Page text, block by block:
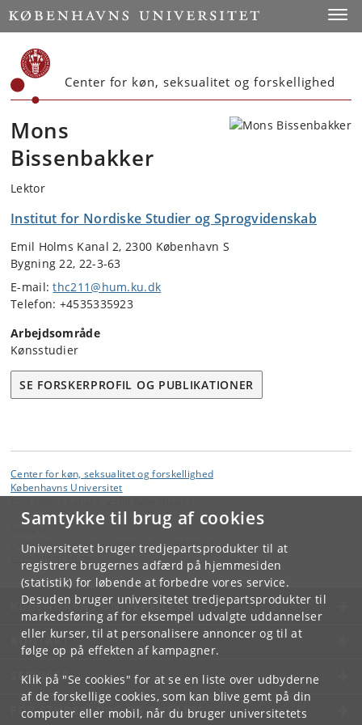
Samtykke til brug af cookies
Universitetet bruger tredjepartsprodukter til at
registrere brugernes adfærd på hjemmesiden
(statistik) for løbende at forbedre vores service.
Desuden bruger universitetet tredjepartsprodukter til
markedsføring af for eksempel udvalgte uddannelser
eller kurser, til at personalisere annoncer og til at
følge op på effekten af kampagner.
Klik på "Se cookies" for at se en liste over udbyderne
af de forskellige cookies, som kan blive gemt på din
computer eller mobil, når du bruger universitetets
Start
Center for køn, seksualitet og forskellighed
Mons
Bissenbakker
Lektor
Institut for Nordiske Studier og Sprogvidenskab
Emil Holms Kanal 2, 2300 København S
Bygning 22, 22-3-63
E-mail:thc211@hum.ku.dk
Telefon: +4535335923
Arbejdsområde
Kønsstudier
SE FORSKERPROFIL OG PUBLIKATIONER
Center for køn, seksualitet og forskellighed
Københavns Universitet
Center for køn, seksualitet og forskellighed
KØBENHAVNS UNIVERSITET
KONTAKT
SERVICES
FOR STUDERENDE OG ANSATTE